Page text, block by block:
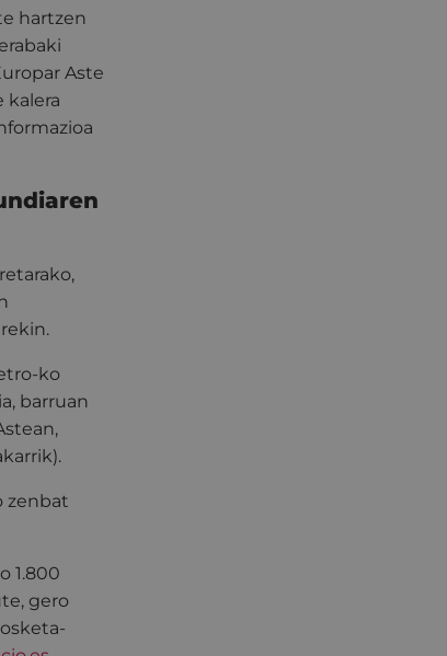
hartzen
Aste
kalera
ko
barruan
zenbat
1.800
gero